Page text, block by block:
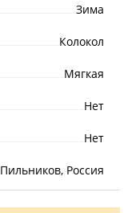
Зима
Колокол
Мягкая
Нет
Нет
Пильников, Россия